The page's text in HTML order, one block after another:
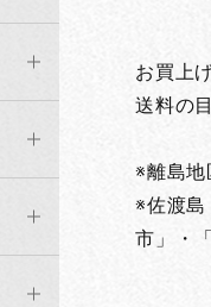
お買上
送料の
※離島地
※佐渡
市」・